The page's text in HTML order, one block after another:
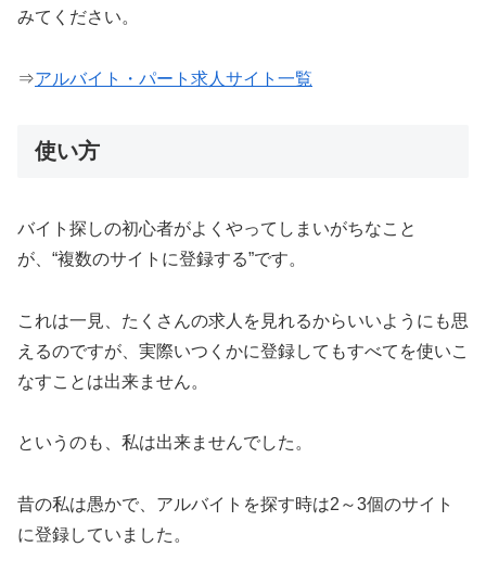
みてください。
⇒アルバイト・パート求人サイト一覧
使い方
バイト探しの初心者がよくやってしまいがちなこと
が、“複数のサイトに登録する”です。
これは一見、たくさんの求人を見れるからいいようにも思
えるのですが、実際いつくかに登録してもすべてを使いこ
なすことは出来ません。
というのも、私は出来ませんでした。
昔の私は愚かで、アルバイトを探す時は2～3個のサイト
に登録していました。